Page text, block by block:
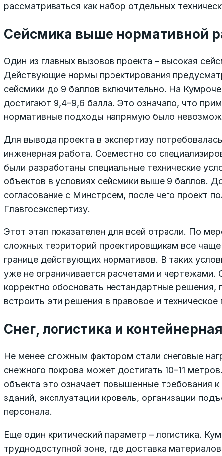
рассматриваться как набор отдельных
Сейсмика выше нормативной
Один из главных вызовов проекта – высокая
Действующие нормы проектирования
сейсмики до 9 баллов включительно. На
достигают 9,4–9,6 балла. Это означало, что
нормативные подходы напрямую было
Для вывода проекта в экспертизу
инженерная работа. Совместно со
были разработаны специальные технические
объектов в условиях сейсмики выше 9 баллов.
согласование с Минстроем, после чего проект
Главгосэкспертизу.
Этот этап показателен для всей отрасли. По
сложных территорий проектировщикам все
границе действующих нормативов. В таких
уже не ограничивается расчетами и чертежами.
корректно обосновать нестандартные решения,
встроить эти решения в правовое и техническое
Снег, логистика и
Не менее сложным фактором стали снеговые
снежного покрова может достигать 10–11
объекта это означает повышенные требования
зданий, эксплуатации кровель, организации
персонала.
Еще один критический параметр – логистика.
труднодоступной зоне, где доставка